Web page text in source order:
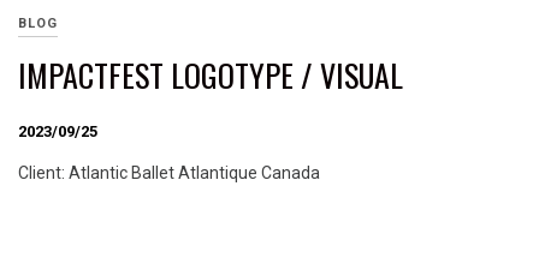
BLOG
IMPACTFEST LOGOTYPE / VISUAL
2023/09/25
Client: Atlantic Ballet Atlantique Canada